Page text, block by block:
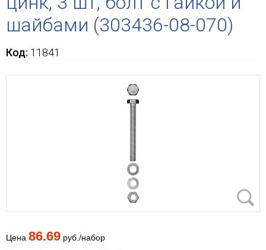
шайбами (303436-08-070)
Код: 11841
Цена 86.69 руб./набор